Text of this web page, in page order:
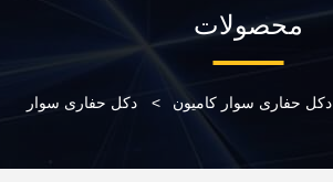
محصولات
دکل حفاری سوار کامیون > دکل حفاری سوار